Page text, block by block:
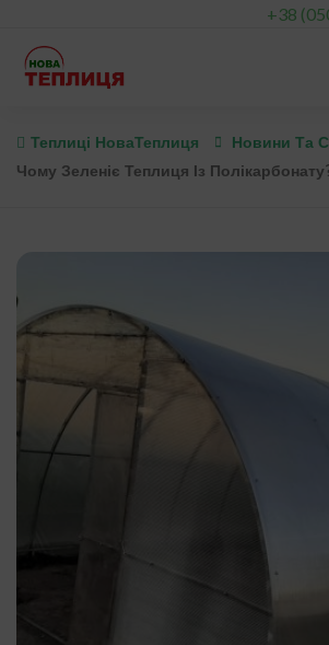
+38
Теплиці НоваТеплиця
Новини Та
Чому Зеленіє Теплиця Із